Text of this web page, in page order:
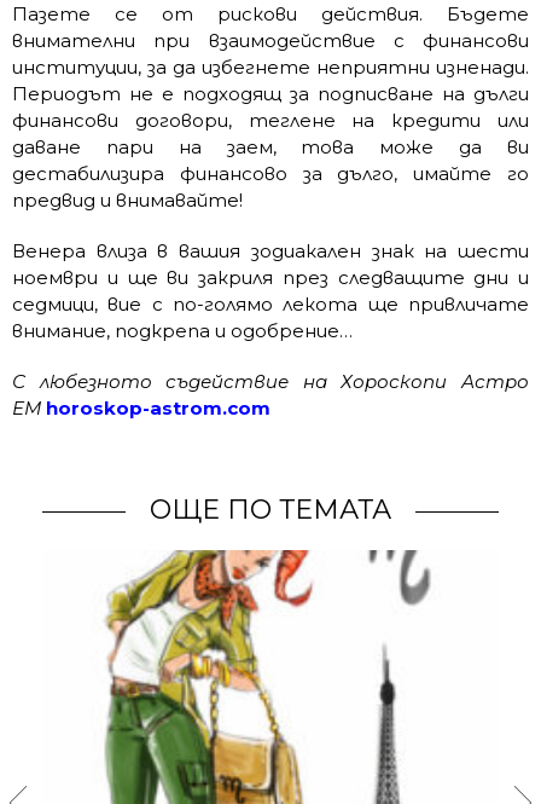
Пазете се от рискови действия. Бъдете
внимателни при взаимодействие с финансови
институции, за да избегнете неприятни изненади.
Периодът не е подходящ за подписване на дълги
финансови договори, теглене на кредити или
даване пари на заем, това може да ви
дестабилизира финансово за дълго, имайте го
предвид и внимавайте!
Венера влиза в вашия зодиакален знак на шести
ноември и ще ви закриля през следващите дни и
седмици, вие с по-голямо лекота ще привличате
внимание, подкрепа и одобрение…
С любезното съдействие на Хороскопи Астро
ЕМ horoskop-astrom.com
ОЩЕ ПО ТЕМАТА